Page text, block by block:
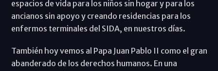
espacios de vida para los niños sin hogar y para los
ancianos sin apoyo y creando residencias para los
enfermos terminales del SIDA, en nuestros días.
También hoy vemos al Papa Juan Pablo II como el gran
abanderado de los derechos humanos. En una